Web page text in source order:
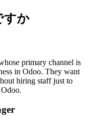
すか
primary channel is
in Odoo. They want
hiring staff just to